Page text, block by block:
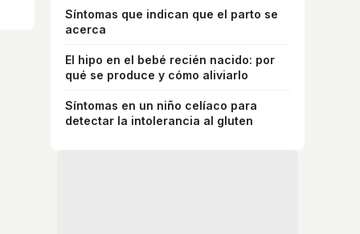
Síntomas que indican que el parto se
acerca
El hipo en el bebé recién nacido: por
qué se produce y cómo aliviarlo
Síntomas en un niño celíaco para
detectar la intolerancia al gluten